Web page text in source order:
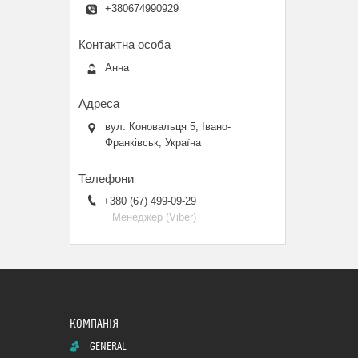
+380674990929
Анна
вул. Коновальця 5, Івано-
Франківськ, Україна
+380 (67) 499-09-29
Менеджер (Viber)
GENERAL